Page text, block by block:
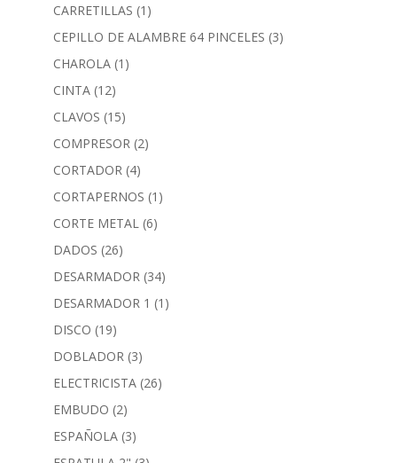
CARRETILLAS (1)
CEPILLO DE ALAMBRE 64 PINCELES (3)
CHAROLA (1)
CINTA (12)
CLAVOS (15)
COMPRESOR (2)
CORTADOR (4)
CORTAPERNOS (1)
CORTE METAL (6)
DADOS (26)
DESARMADOR (34)
DESARMADOR 1 (1)
DISCO (19)
DOBLADOR (3)
ELECTRICISTA (26)
EMBUDO (2)
ESPAÑOLA (3)